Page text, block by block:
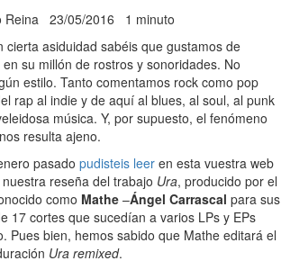
Reina 23/05/2016 1 minuto
cierta asiduidad sabéis que gustamos de
su millón de rostros y sonoridades. No
estilo. Tanto comentamos rock como pop
rap al indie y de aquí al blues, al soul, al punk
música. Y, por supuesto, el fenómeno
resulta ajeno.
pasado pudisteis leer en esta vuestra web
reseña del trabajo Ura, producido por el
como Mathe –Ángel Carrascal para sus
17 cortes que sucedían a varios LPs y EPs
Pues bien, hemos sabido que Mathe editará el
Ura remixed.